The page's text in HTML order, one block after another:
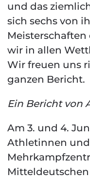
und das
sich sechs von
wir in allen
Wir freuen uns
ganzen Bericht.
Ein Bericht von
Am 3. und 4.
Athletinnen